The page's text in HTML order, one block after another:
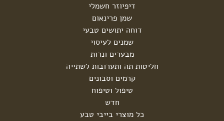
דיפיוזר חשמלי
שמן פרינאום
דוחה יתושים טבעי
שמנים לעיסוי
מבערים ונרות
חליטות תה ותערובות לשתייה
קרמים וסבונים
טיפול וטיפוח
חדש
כל מוצרי בייבי טבע